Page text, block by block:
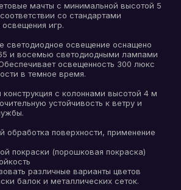
мачты с минимальной высотой 5
со стандартами
игр.
светодиодное освещение оснащено
и восемью светодиодными лампами
освещенность 300 люкс
в темное время.
конструкция с колоннами высотой 4 м
устойчивость к ветру и
обработка поверхности, применение
покраски (порошковая покраска)
различные варианты цветов
балок и металлических сеток.